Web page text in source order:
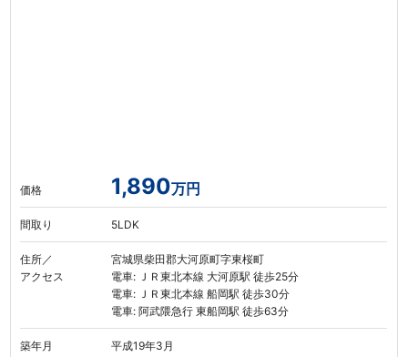
価格 1,890万円
間取り 5LDK
住所／
アクセス
宮城県柴田郡大河原町字東桜町
電車: ＪＲ東北本線 大河原駅 徒歩25分
電車: ＪＲ東北本線 船岡駅 徒歩30分
電車: 阿武隈急行 東船岡駅 徒歩63分
築年月 平成19年3月